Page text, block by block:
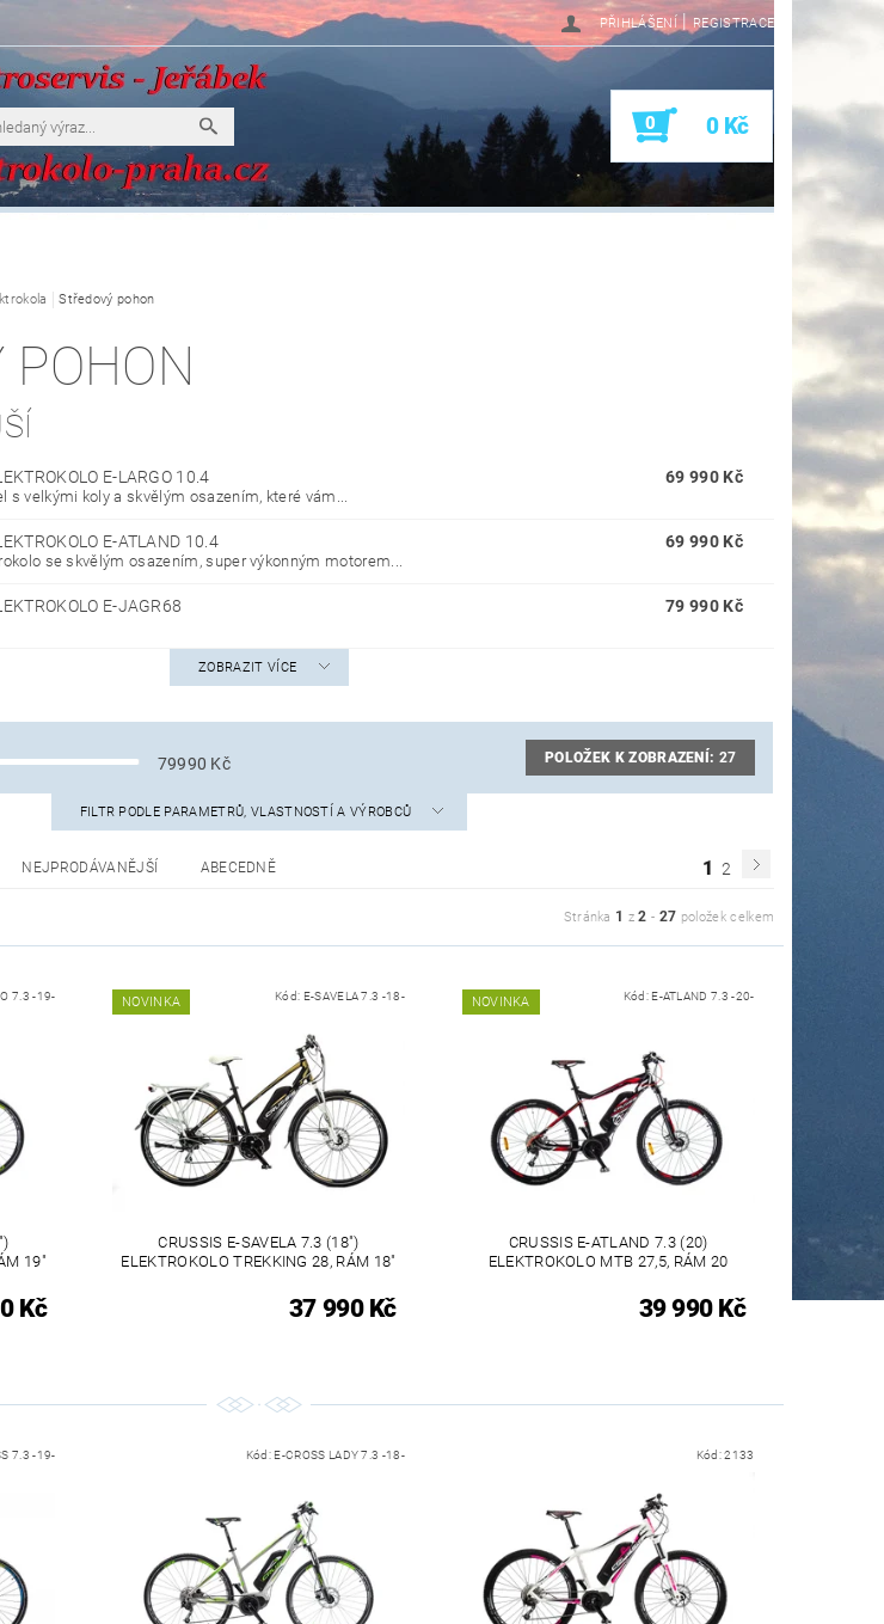
PŘIHLÁŠENÍ | REGISTRACE
0 0 Kč
Středový pohon
POHON
E-LARGO 10.4
s velkými koly a skvělým osazením, které vám...
69 990 Kč
E-ATLAND 10.4
se skvělým osazením, super výkonným motorem...
69 990 Kč
E-JAGR68 79 990 Kč
ZOBRAZIT VÍCE
79990 Kč POLOŽEK K ZOBRAZENÍ: 27
FILTR PODLE PARAMETRŮ, VLASTNOSTÍ A VÝROBCŮ
NEJPRODÁVANĚJŠÍ ABECEDNĚ 1 2
Stránka 1 z2 - 27 položek celkem
7.3 -19-
19"
Kč
NOVINKA Kód: E-SAVELA 7.3 -18-
CRUSSIS E-SAVELA 7.3 (18")
ELEKTROKOLO TREKKING 28, RÁM 18"
37 990 Kč
NOVINKA Kód: E-ATLAND 7.3 -20-
CRUSSIS E-ATLAND 7.3 (20)
ELEKTROKOLO MTB 27,5, RÁM 20
39 990 Kč
7.3 -19- Kód: E-CROSS LADY 7.3 -18- Kód:2133